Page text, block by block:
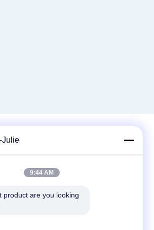
89320995
Julie
9:44 AM
product are you looking